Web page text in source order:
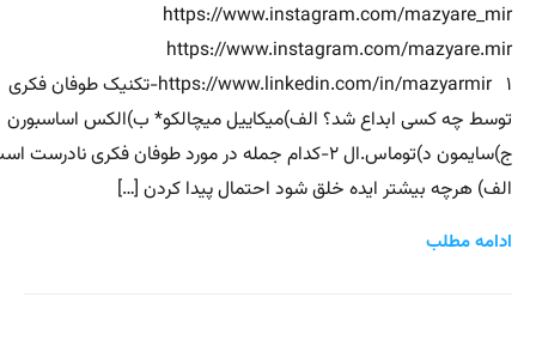
https://www.instagram.com/mazyare_mir
https://www.instagram.com/mazyare.mir
https://www.linkedin.com/in/mazyarmir ۱-تکنیک طوفان فکری
توسط چه کسی ابداع شد؟ الف)میکاییل میچالکو* ب)الکس اساسبورن
ج)سایمون د)توماس.ال ۲-کدام جمله در مورد طوفان فکری نادرست
الف) هرچه بیشتر ایده خلق شود احتمال پیدا کردن […]
ادامه مطلب